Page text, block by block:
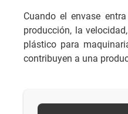
Cuando el envase
producción, la
plástico para
contribuyen a una